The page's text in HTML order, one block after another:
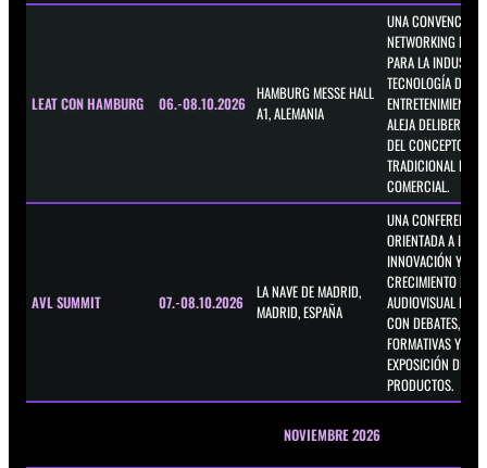
LEAT CON HAMBURG 06.-08.10.2026
HAMBURG MESSE HALL
A1, ALEMANIA
UNA CONVENCIÓN
NETWORKING DE
PARA LA
TECNOLOGÍA DEL
ENTRETENIMIENTO,
ALEJA
DEL CONCEPTO
TRADICIONAL DE
COMERCIAL.
AVL SUMMIT 07.-08.10.2026
LA NAVE DE MADRID,
MADRID, ESPAÑA
UNA CONFERENCIA
ORIENTADA A
INNOVACIÓN Y EL
CRECIMIENTO DEL
AUDIOVISUAL EN
CON DEBATES,
FORMATIVAS Y UNA
EXPOSICIÓN DE
PRODUCTOS.
NOVIEMBRE 2026